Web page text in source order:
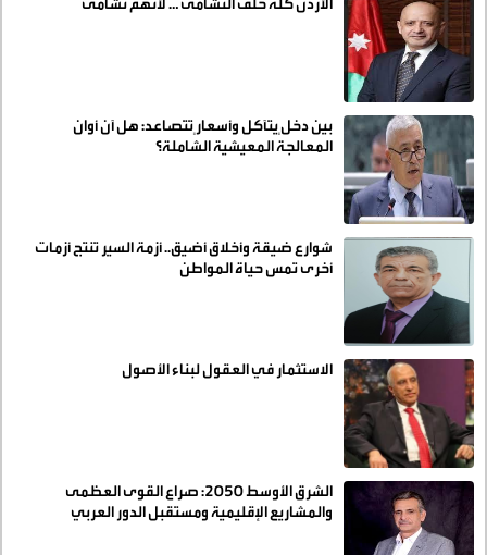
بين دخلٍ يتآكل وأسعارٍ تتصاعد: هل آن أوان
المعالجة المعيشية الشاملة؟
شوارع ضيقة وأخلاق أضيق.. أزمة السير تنتج أزمات
أخرى تمس حياة المواطن
الاستثمار في العقول لبناء الأصول
الشرق الأوسط 2050: صراع القوى العظمى
والمشاريع الإقليمية ومستقبل الدور العربي